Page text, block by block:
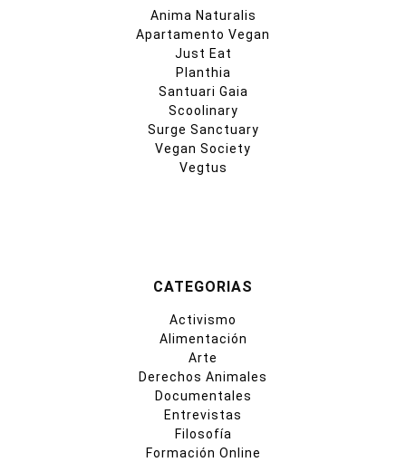
Anima Naturalis
Apartamento Vegan
Just Eat
Planthia
Santuari Gaia
Scoolinary
Surge Sanctuary
Vegan Society
Vegtus
CATEGORIAS
Activismo
Alimentación
Arte
Derechos Animales
Documentales
Entrevistas
Filosofía
Formación Online